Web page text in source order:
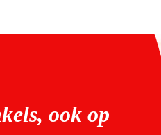
ook op